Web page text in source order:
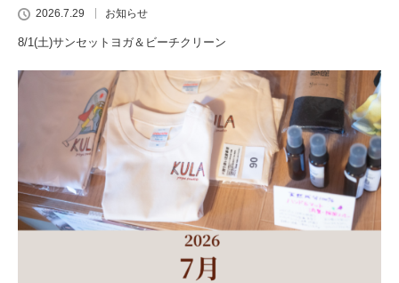
2026.7.29 お知らせ
8/1(土)サンセットヨガ＆ビーチクリーン